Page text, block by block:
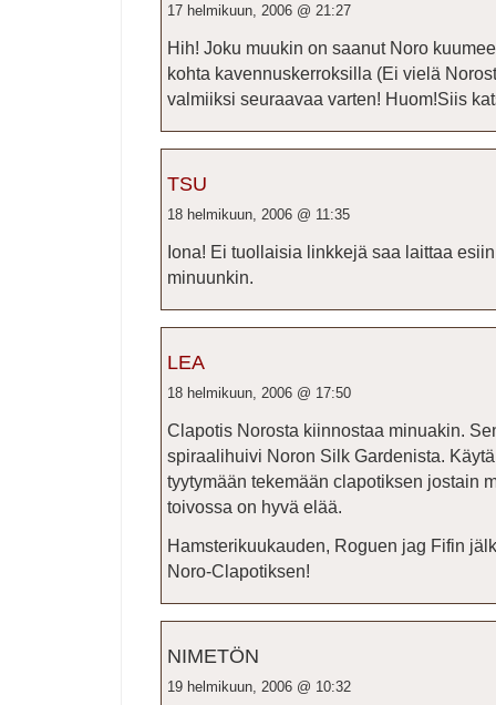
17 helmikuun, 2006 @ 21:27
Hih! Joku muukin on saanut Noro
kohta kavennuskerroksilla (Ei vielä
valmiiksi seuraavaa varten! Huom!Siis
TSU
18 helmikuun, 2006 @ 11:35
Iona! Ei tuollaisia linkkejä saa laittaa
minuunkin.
LEA
18 helmikuun, 2006 @ 17:50
Clapotis Norosta kiinnostaa minuakin.
spiraalihuivi Noron Silk Gardenista.
tyytymään tekemään clapotiksen jostain
toivossa on hyvä elää.
Hamsterikuukauden, Roguen jag Fifin
Noro-Clapotiksen!
NIMETÖN
19 helmikuun, 2006 @ 10:32